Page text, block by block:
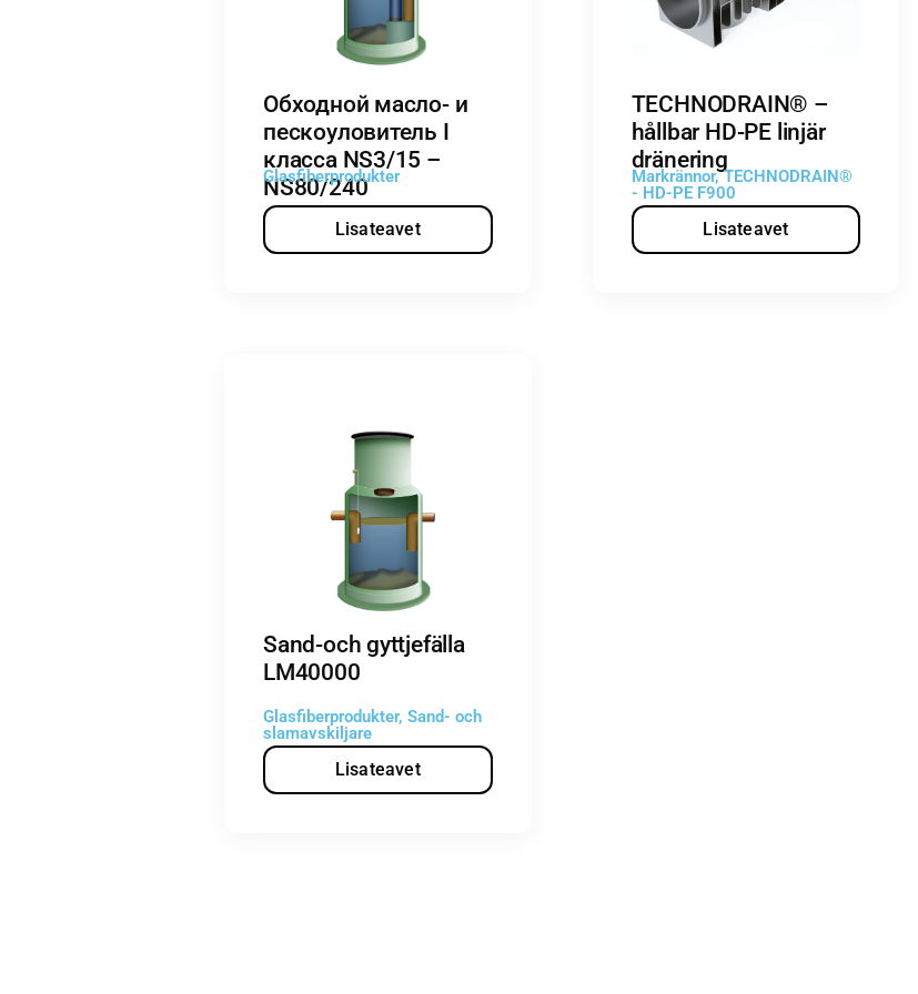
Обходной масло- и
пескоуловитель I
класса NS3/15 –
NS80/240
Glasfiberprodukter
Lisateavet
TECHNODRAIN® –
hållbar HD-PE linjär
dränering
Markrännor,TECHNODRAIN®
- HD-PE F900
Lisateavet
Sand-och gyttjefälla
LM40000
Glasfiberprodukter, Sand- och
slamavskiljare
Lisateavet